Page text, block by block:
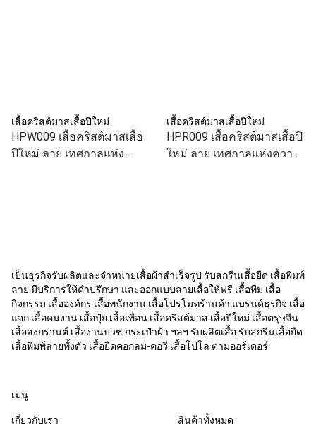
เสื้อคริสต์มาสเสื้อปีใหม่
HPW009 เสื้อคริสต์มาสเสื้อ
ปีใหม่ ลาย เทศกาลแห่ง
เสื้อคริสต์มาสเสื้อปีใหม่
HPR009 เสื้อคริสต์มาสเสื้อปี
ใหม่ ลาย เทศกาลแห่งความ
เป็นธุรกิจรับผลิตและจำหน่ายเสื้อผ้าสำเร็จรูป รับสกรีนเสื้อยืด เสื้อพิมพ์
ลาย มีบริการให้คำปรึกษา และออกแบบลายเสื้อให้ฟรี เสื้อทีม เสื้อ
กิจกรรม เสื้อองค์กร เสื้อพนักงาน เสื้อโปรโมทร้านค้า แบรนด์ธุรกิจ เสื้อ
แจก เสื้อคนงาน เสื้อปุ๋ย เสื้อเพื่อน เสื้อคริสต์มาส เสื้อปีใหม่ เสื้อตรุษจีน
เสื้อสงกรานต์ เสื้องานบวช กระเป๋าผ้า ฯลฯ รับผลิตเสื้อ รับสกรีนเสื้อยืด
เสื้อพิมพ์ลายทั้งตัว เสื้อยืดคอกลม-คอวี เสื้อโปโล ตามออร์เดอร์
เมนู
เกี่ยวกับเรา
สินค้าทั้งหมด